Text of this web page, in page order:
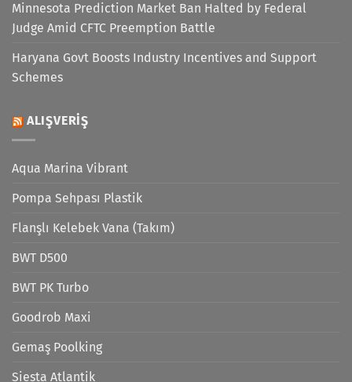
Minnesota Prediction Market Ban Halted by Federal
Judge Amid CFTC Preemption Battle
Haryana Govt Boosts Industry Incentives and Support
Schemes
ALIŞVERIŞ
Aqua Marina Vibrant
Pompa Sehpası Plastik
Flanşlı Kelebek Vana (Takım)
BWT D500
BWT PK Turbo
Goodrob Maxi
Gemaş Poolking
Siesta Atlantik